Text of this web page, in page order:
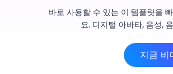
바로 사용할 수 있는 이 템플릿을
요. 디지털 아바타, 음성,
지금 비